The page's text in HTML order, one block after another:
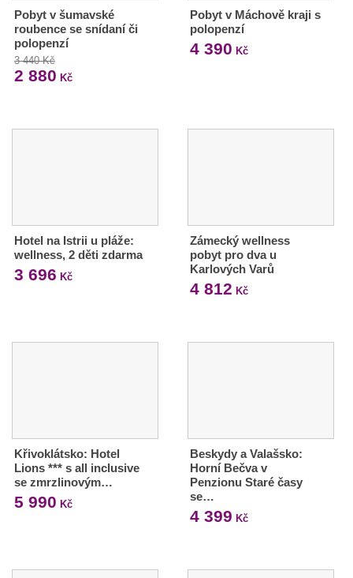
Pobyt v šumavské
roubence se snídaní či
polopenzí
3 440 Kč
2 880 Kč
Pobyt v Máchově kraji s
polopenzí
4 390 Kč
Hotel na Istrii u pláže:
wellness, 2 děti zdarma
3 696 Kč
Zámecký wellness
pobyt pro dva u
Karlových Varů
4 812 Kč
Křivoklátsko: Hotel
Lions *** s all inclusive
se zmrzlinovým…
5 990 Kč
Beskydy a Valašsko:
Horní Bečva v
Penzionu Staré časy
se…
4 399 Kč